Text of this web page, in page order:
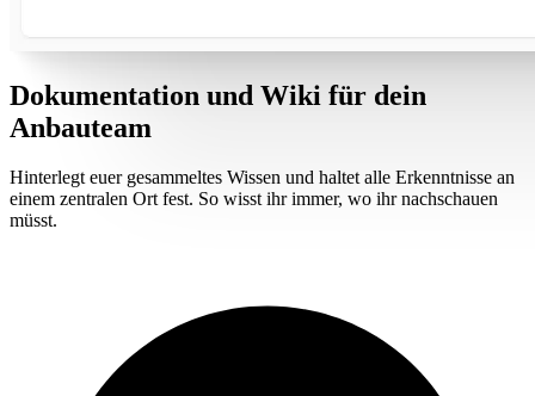
Dokumentation und Wiki für dein
Anbauteam
Hinterlegt euer gesammeltes Wissen und haltet alle Erkenntnisse an
einem zentralen Ort fest. So wisst ihr immer, wo ihr nachschauen
müsst.